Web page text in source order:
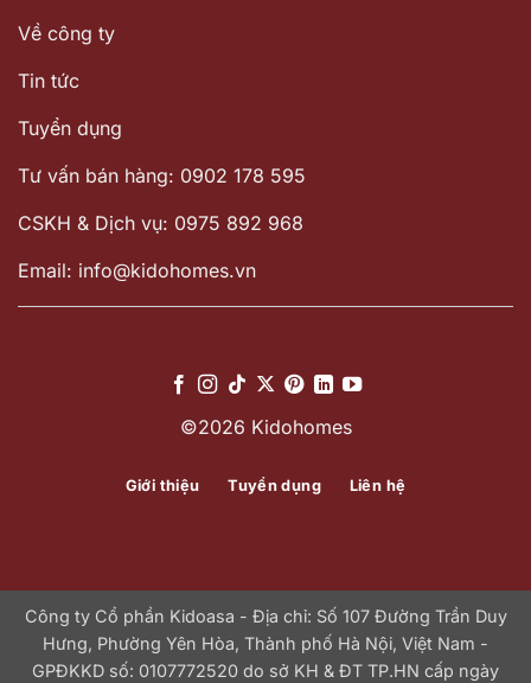
Về công ty
Tin tức
Tuyển dụng
Tư vấn bán hàng: 0902 178 595
CSKH & Dịch vụ: 0975 892 968
Email: info@kidohomes.vn
©2026 Kidohomes
Giới thiệu Tuyển dụng Liên hệ
Công ty Cổ phần Kidoasa - Địa chỉ: Số 107 Đường Trần Duy
Hưng, Phường Yên Hòa, Thành phố Hà Nội, Việt Nam -
GPĐKKD số: 0107772520 do sở KH & ĐT TP.HN cấp ngày